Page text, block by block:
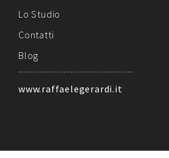
Lo Studio
Contatti
Blog
www.raffaelegerardi.it